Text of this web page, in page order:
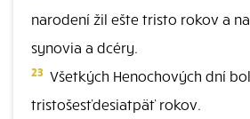
narodení žil ešte tristo rokov a
synovia a dcéry.
23 Všetkých Henochových dní
tristošesťdesiatpäť rokov.